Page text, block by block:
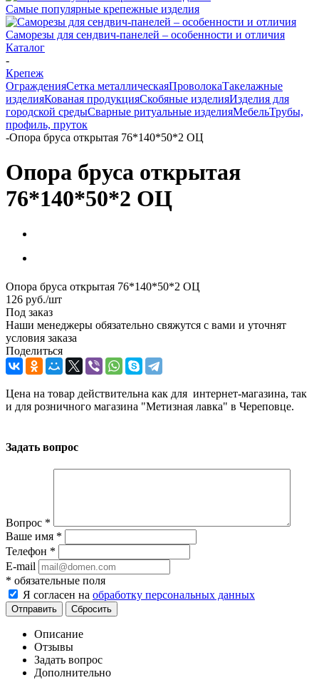
Самые популярные крепежные изделия
Саморезы для сендвич-панелей – особенности и отличия
Каталог
-
Крепеж
ОгражденияСетка металлическаяПроволокаТакелажные
изделияКованая продукцияСкобяные изделияИзделия для
городской средыСварные ритуальные изделияМебельТрубы,
профиль, пруток
-Опора бруса открытая 76*140*50*2 ОЦ
Опора бруса открытая
76*140*50*2 ОЦ
Опора бруса открытая 76*140*50*2 ОЦ
126 руб./шт
Под заказ
Наши менеджеры обязательно свяжутся с вами и уточнят
условия заказа
Поделиться
Цена на товар действительна как для интернет-магазина, так
и для розничного магазина "Метизная лавка" в Череповце.
Задать вопрос
Вопрос *
Ваше имя *
Телефон *
E-mail
* обязательные поля
Я согласен на обработку персональных данных
Сбросить
Описание
Отзывы
Задать вопрос
Дополнительно